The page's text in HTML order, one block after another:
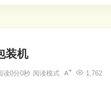
装机
1,762
读0分0秒 阅读模式